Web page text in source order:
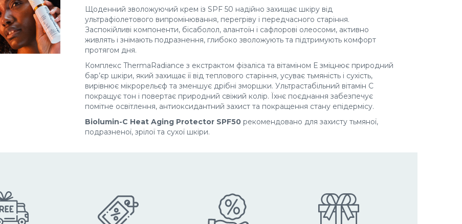
Щоденний зволожуючий крем із SPF 50 надійно захищає шкіру від
ультрафіолетового випромінювання, перегріву і передчасного старіння.
Заспокійливі компоненти, бісаболол, алантоїн і сафлорові олеосоми, активно
живлять і знімають подразнення, глибоко зволожують та підтримують комфорт
протягом дня.
Комплекс ThermaRadiance з екстрактом фізаліса та вітаміном Е зміцнює природний
бар’єр шкіри, який захищає її від теплового старіння, усуває тьмяність і сухість,
вирівнює мікрорельєф та зменшує дрібні зморшки. Ультрастабільний вітамін С
покращує тон і повертає природний свіжий колір. Їхнє поєднання забезпечує
помітне освітлення, антиоксидантний захист та покращення стану епідермісу.
Biolumin-C Heat Aging Protector SPF50 рекомендовано для захисту тьмяної,
подразненої, зрілої та сухої шкіри.